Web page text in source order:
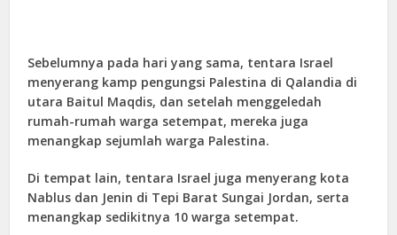
Sebelumnya pada hari yang sama, tentara Israel
menyerang kamp pengungsi Palestina di Qalandia di
utara Baitul Maqdis, dan setelah menggeledah
rumah-rumah warga setempat, mereka juga
menangkap sejumlah warga Palestina.
Di tempat lain, tentara Israel juga menyerang kota
Nablus dan Jenin di Tepi Barat Sungai Jordan, serta
menangkap sedikitnya 10 warga setempat.